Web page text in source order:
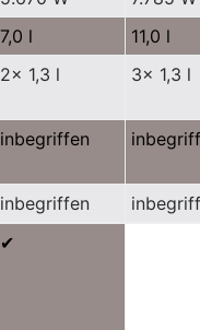
7,0 l
11,0 l
2x 1,3 l 3x 1,3 l
inbegriffen
inbegriffen
✔